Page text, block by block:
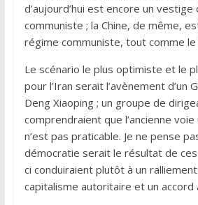
d’aujourd’hui est encore un vestige
communiste ; la Chine, de même,
régime communiste, tout comme le
Le scénario le plus optimiste et le
pour l’Iran serait l’avènement d’un
Deng Xiaoping ; un groupe de
comprendraient que l’ancienne
n’est pas praticable. Je ne pense
démocratie serait le résultat de
ci conduiraient plutôt à un
capitalisme autoritaire et un accord